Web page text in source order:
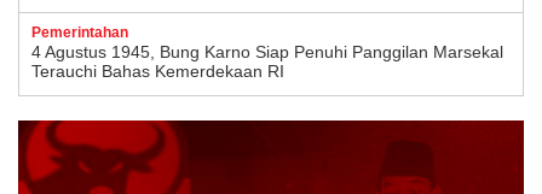
Pemerintahan
4 Agustus 1945, Bung Karno Siap Penuhi Panggilan Marsekal
Terauchi Bahas Kemerdekaan RI